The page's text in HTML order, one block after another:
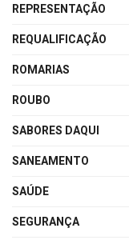
REPRESENTAÇÃO
REQUALIFICAÇÃO
ROMARIAS
ROUBO
SABORES DAQUI
SANEAMENTO
SAÚDE
SEGURANÇA